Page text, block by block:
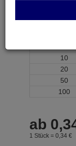
ab
10
20
50
100
ab 0,
1 Stück = 0, 34 €